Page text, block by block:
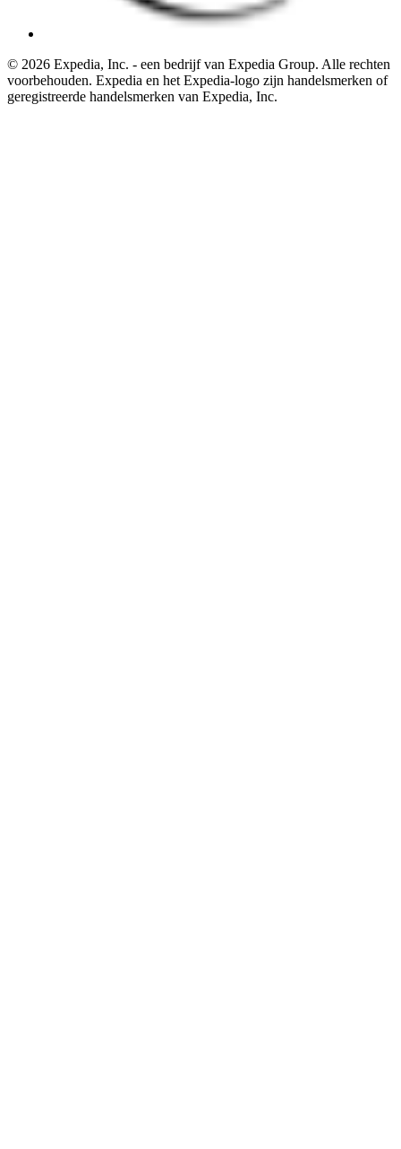
© 2026 Expedia, Inc. - een bedrijf van Expedia Group. Alle rechten
voorbehouden. Expedia en het Expedia-logo zijn handelsmerken of
geregistreerde handelsmerken van Expedia, Inc.